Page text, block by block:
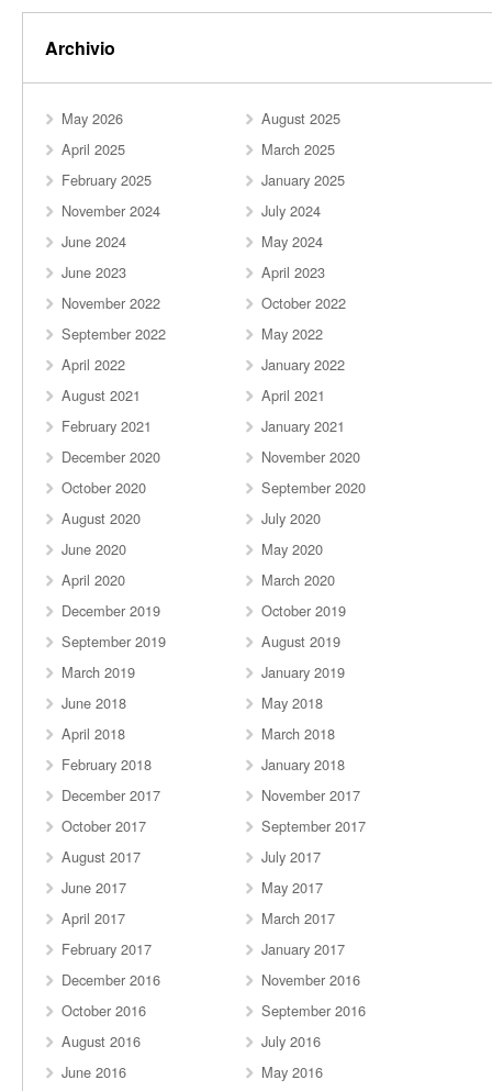
Archivio
May 2026
August 2025
April 2025
March 2025
February 2025
January 2025
November 2024
July 2024
June 2024
May 2024
June 2023
April 2023
November 2022
October 2022
September 2022
May 2022
April 2022
January 2022
August 2021
April 2021
February 2021
January 2021
December 2020
November 2020
October 2020
September 2020
August 2020
July 2020
June 2020
May 2020
April 2020
March 2020
December 2019
October 2019
September 2019
August 2019
March 2019
January 2019
June 2018
May 2018
April 2018
March 2018
February 2018
January 2018
December 2017
November 2017
October 2017
September 2017
August 2017
July 2017
June 2017
May 2017
April 2017
March 2017
February 2017
January 2017
December 2016
November 2016
October 2016
September 2016
August 2016
July 2016
June 2016
May 2016